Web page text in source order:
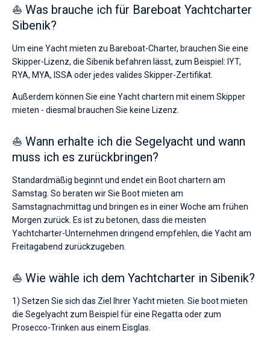
⛵ Was brauche ich für Bareboat Yachtcharter
Sibenik?
Um eine Yacht mieten zu Bareboat-Charter, brauchen Sie eine
Skipper-Lizenz, die Sibenik befahren lässt, zum Beispiel: IYT,
RYA, MYA, ISSA oder jedes valides Skipper-Zertifikat.
Außerdem können Sie eine Yacht chartern mit einem Skipper
mieten - diesmal brauchen Sie keine Lizenz.
⛵ Wann erhalte ich die Segelyacht und wann
muss ich es zurückbringen?
Standardmäßig beginnt und endet ein Boot chartern am
Samstag. So beraten wir Sie Boot mieten am
Samstagnachmittag und bringen es in einer Woche am frühen
Morgen zurück. Es ist zu betonen, dass die meisten
Yachtcharter-Unternehmen dringend empfehlen, die Yacht am
Freitagabend zurückzugeben.
⛵ Wie wähle ich dem Yachtcharter in Sibenik?
1) Setzen Sie sich das Ziel Ihrer Yacht mieten. Sie boot mieten
die Segelyacht zum Beispiel für eine Regatta oder zum
Prosecco-Trinken aus einem Eisglas.